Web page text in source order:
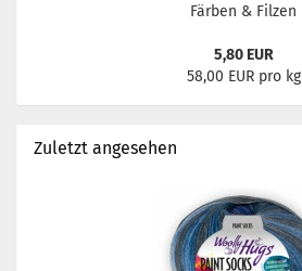
Färben & Filzen
5,80 EUR
58,00 EUR pro kg
Zuletzt angesehen